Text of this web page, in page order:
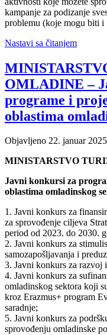
kampanje za podizanje
problemu (koje mogu biti i
Nastavi sa čitanjem
OMLADINE –
programe i
oblastima
Objavljeno 22. januar
MINISTARSTVO
Javni konkursi za
oblastima omladinskog
1. Javni konkurs za
za sprovođenje ciljeva
period od 2023. do 2030.
2. Javni konkurs za
samozapošljavanja i
3. Javni konkurs za razvoj
4. Javni konkurs za
omladinskog sektora koji
kroz Erazmus+ program
saradnje;
5. Javni konkurs za
sprovođenju omladinske